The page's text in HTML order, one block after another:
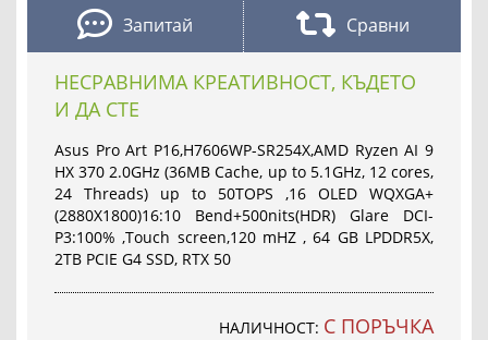
Запитай Сравни
НЕСРАВНИМА КРЕАТИВНОСТ, КЪДЕТО
И ДА СТЕ
Asus Pro Art P16,H7606WP-SR254X,AMD Ryzen AI 9
HX 370 2.0GHz (36MB Cache, up to 5.1GHz, 12 cores,
24 Threads) up to 50TOPS ,16 OLED WQXGA+
(2880X1800)16:10 Bend+500nits(HDR) Glare DCI-
P3:100% ,Touch screen,120 mHZ , 64 GB LPDDR5X,
2TB PCIE G4 SSD, RTX 50
НАЛИЧНОСТ: С ПОРЪЧКА